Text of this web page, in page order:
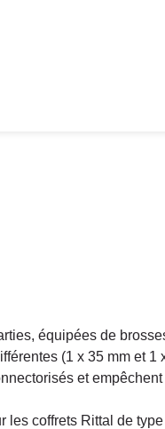
équipées de
(1 x 35 mm et 1
et
les coffrets Rittal de